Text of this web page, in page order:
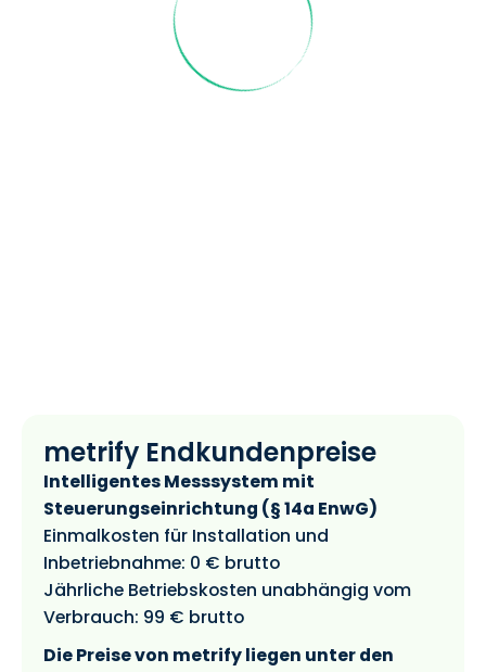
metrify Endkundenpreise
Intelligentes Messsystem mit
Steuerungseinrichtung (§ 14a EnwG)
Einmalkosten für Installation und
Inbetriebnahme: 0 € brutto
Jährliche Betriebskosten unabhängig vom
Verbrauch: 99 € brutto
Die Preise von metrify liegen unter den